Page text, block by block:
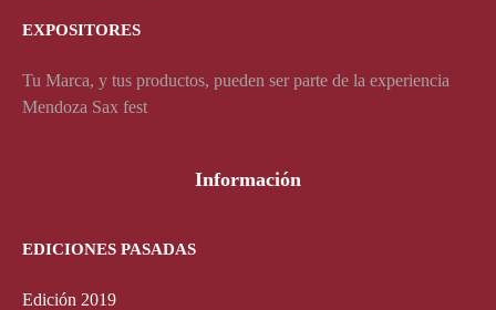
EXPOSITORES
Tu Marca, y tus productos, pueden ser parte de la experiencia
Mendoza Sax fest
Información
EDICIONES PASADAS
Edición 2019